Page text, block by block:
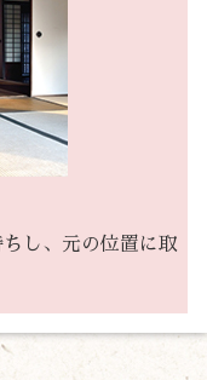
し、元の位置に取